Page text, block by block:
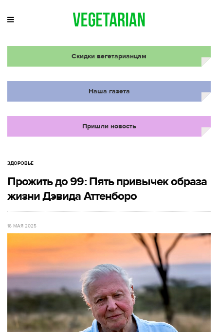
Скидки вегетарианцам
Наша газета
Пришли новость
ЗДОРОВЬЕ
Прожить до 99: Пять привычек образа
жизни Дэвида Аттенборо
16 МАЯ 2025